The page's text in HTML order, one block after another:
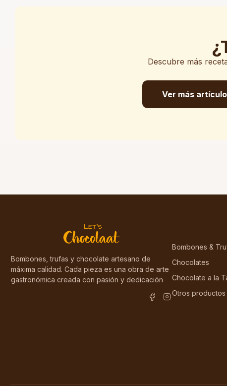
Descubre más
Ver más
Bombones, trufas y chocolate artesano de
máxima calidad. Cada pieza es una obra de arte
gastronómica creada con pasión y dedicación
Bombones &
Chocolates
Chocolate a la
Otros productos